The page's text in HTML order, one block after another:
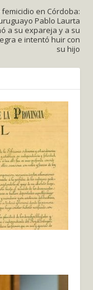
en Córdoba:
Pablo Laurta
a su expareja y a su
e intentó huir con
su hijo